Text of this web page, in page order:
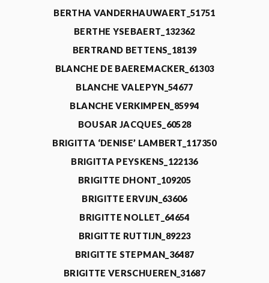
BERTHA VANDERHAUWAERT_51751
BERTHE YSEBAERT_132362
BERTRAND BETTENS_18139
BLANCHE DE BAEREMACKER_61303
BLANCHE VALEPYN_54677
BLANCHE VERKIMPEN_85994
BOUSAR JACQUES_60528
BRIGITTA ‘DENISE’ LAMBERT_117350
BRIGITTA PEYSKENS_122136
BRIGITTE DHONT_109205
BRIGITTE ERVIJN_63606
BRIGITTE NOLLET_64654
BRIGITTE RUTTIJN_89223
BRIGITTE STEPMAN_36487
BRIGITTE VERSCHUEREN_31687